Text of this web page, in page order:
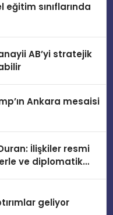
eğitim sınıflarında
AB’yi stratejik
Ankara mesaisi
İlişkiler resmi
ve diplomatik
geliyor